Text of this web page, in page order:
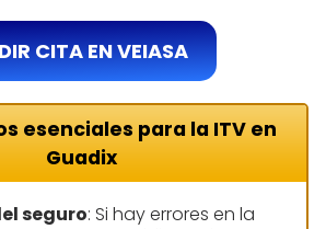
CITA EN VEIASA
esenciales para la ITV en
Guadix
seguro: Si hay errores en la